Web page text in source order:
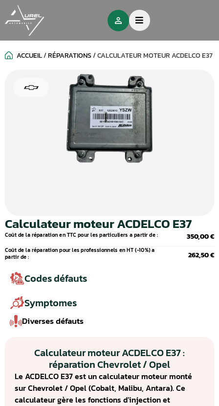
ACCUEIL/RÉPARATIONS/CALCULATEUR MOTEUR ACDELCO E37
Calculateur moteur ACDELCO E37
Coût de la réparation en TTC pour les particuliers a partir de : 350,00 €
Coût de la réparation pour les professionnels en HT (-10%) a
partir de : 262,50 €
Codes défauts
Symptomes
Diverses défauts
Calculateur moteur ACDELCO E37 :
réparation Chevrolet / Opel
Le ACDELCO E37 est un calculateur moteur monté
sur Chevrolet / Opel (Cobalt, Malibu, Antara). Ce
calculateur gère les fonctions d’injection et